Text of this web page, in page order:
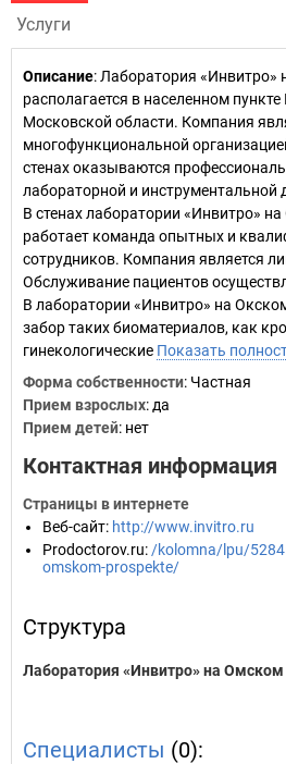
Услуги
Описание: Лаборатория «Инвитро»
располагается в населенном
Московской области. Компания
многофункциональной
стенах оказываются
лабораторной и инструментальной
В стенах лаборатории «Инвитро»
работает команда опытных и
сотрудников. Компания является
Обслуживание пациентов
В лаборатории «Инвитро» на
забор таких биоматериалов, как
гинекологические Показать
Форма собственности: Частная
Прием взрослых: да
Прием детей: нет
Контактная информация
Страницы в интернете
Веб-сайт: http://www.invitro.ru
Prodoctorov.ru: /kolomna/lpu/
omskom-prospekte/
Структура
Лаборатория «Инвитро» на Омском
Специалисты (0):